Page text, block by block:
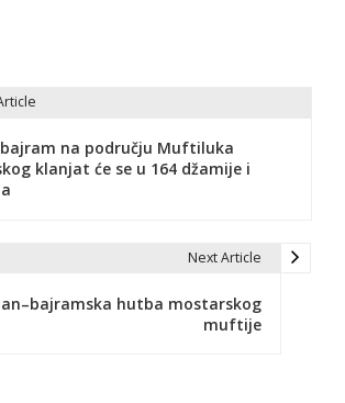
na području Muftiluka
klanjat će se u 164 džamije i
Next Article
hutba mostarskog
muftije